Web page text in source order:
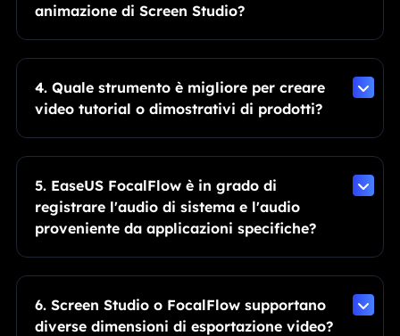
animazione di Screen Studio?
4. Quale strumento è migliore per creare
video tutorial o dimostrativi di prodotti?
5. EaseUS FocalFlow è in grado di
registrare l'audio di sistema e l'audio
proveniente da applicazioni specifiche?
6. Screen Studio o FocalFlow supportano
diverse dimensioni di esportazione video?